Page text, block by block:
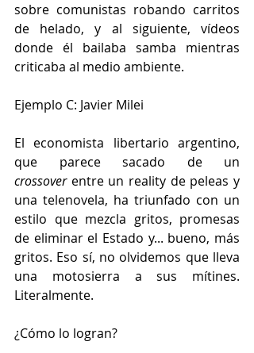
sobre comunistas robando carritos
de helado, y al siguiente, vídeos
donde él bailaba samba mientras
criticaba al medio ambiente.
Ejemplo C: Javier Milei
El economista libertario argentino,
crossover entre un reality de peleas y
una telenovela, ha triunfado con un
estilo que mezcla gritos, promesas
de eliminar el Estado y... bueno, más
gritos. Eso sí, no olvidemos que lleva
una motosierra a sus mítines.
Literalmente.
¿Cómo lo logran?